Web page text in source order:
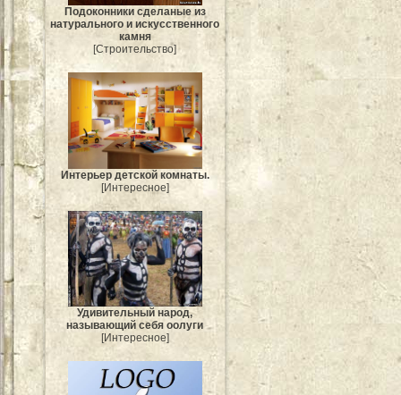
Подоконники сделаные из
натурального и искусственного
камня
[Строительство]
Интерьер детской комнаты.
[Интересное]
Удивительный народ,
называющий себя оолуги
[Интересное]